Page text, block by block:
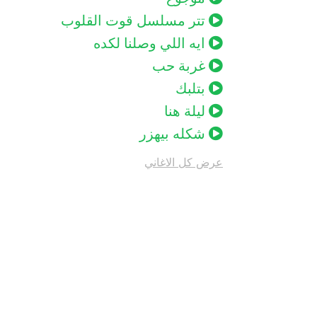
تتر مسلسل قوت القلوب
ايه اللي وصلنا لكده
غربة حب
بتلبك
ليلة هنا
شكله بيهزر
عرض كل الاغاني